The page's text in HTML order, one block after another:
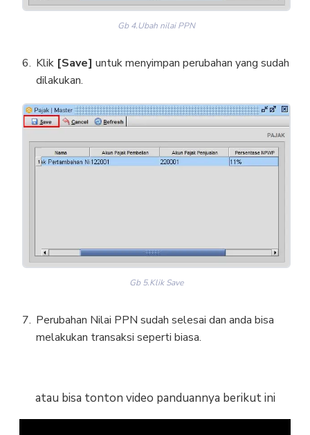
Gb 4.Ubah nilai PPN
Klik [Save] untuk menyimpan perubahan yang sudah
dilakukan.
Gb 5.Klik Save
Perubahan Nilai PPN sudah selesai dan anda bisa
melakukan transaksi seperti biasa.
atau bisa tonton video panduannya berikut ini